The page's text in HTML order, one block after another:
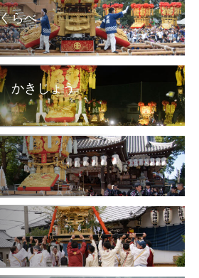
らべ
かきじょう